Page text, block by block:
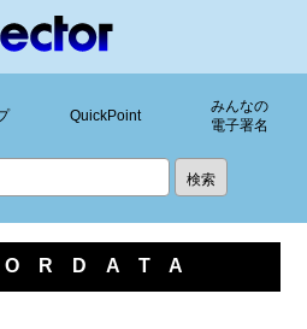
QuickPoint
みんなの
電子署名